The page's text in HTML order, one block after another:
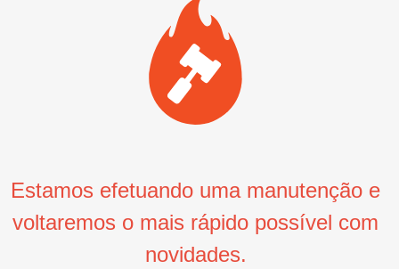
Estamos efetuando uma manutenção e
voltaremos o mais rápido possível com
novidades.